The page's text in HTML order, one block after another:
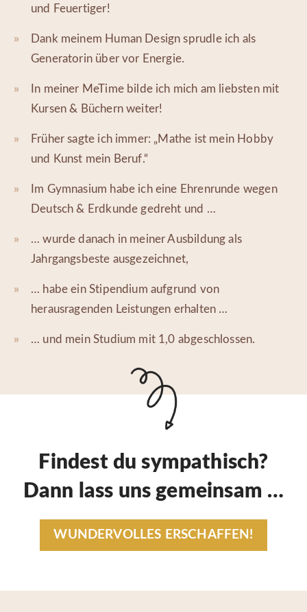
und Feuertiger!
Dank meinem Human Design sprudle ich als
Generatorin über vor Energie.
In meiner MeTime bilde ich mich am liebsten mit
Kursen & Büchern weiter!
Früher sagte ich immer: „Mathe ist mein Hobby
und Kunst mein Beruf.“
Im Gymnasium habe ich eine Ehrenrunde wegen
Deutsch & Erdkunde gedreht und …
… wurde danach in meiner Ausbildung als
Jahrgangsbeste ausgezeichnet,
… habe ein Stipendium aufgrund von
herausragenden Leistungen erhalten …
… und mein Studium mit 1,0 abgeschlossen.
Findest du sympathisch?
Dann lass uns gemeinsam …
WUNDERVOLLES ERSCHAFFEN!